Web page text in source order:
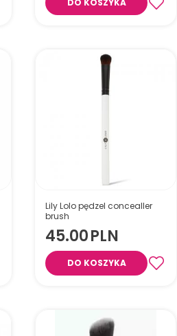
Pędzel do różu
DO KOSZYKA
Lily Lolo pędzel concealler
brush
45.00PLN
DO KOSZYKA